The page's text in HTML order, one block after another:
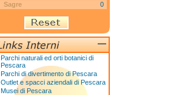
Sagre
0
Parchi naturali ed orti botanici di
Pescara
Parchi di divertimento di Pescara
Outlet e spacci aziendali di Pescara
Musei di Pescara